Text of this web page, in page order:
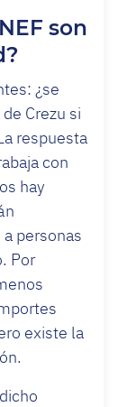
son
¿se
Crezu si
respuesta
con
hay
personas
Por
existe la